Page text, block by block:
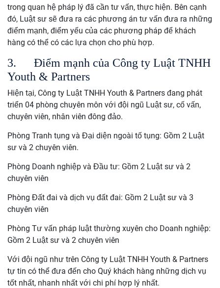
trong quan hệ pháp lý đã cần tư vấn, thực hiện. Bên cạnh
đó, Luật sư sẽ đưa ra các phương án tư vấn đưa ra những
điểm mạnh, điểm yếu của các phương pháp để khách
hàng có thể có các lựa chọn cho phù hợp.
3. Điểm mạnh của Công ty Luật TNHH
Youth & Partners
Hiện tại, Công ty Luật TNHH Youth & Partners đang phát
triển 04 phòng chuyên môn với đội ngũ Luật sư, cố vấn,
chuyên viên, nhân viên đông đảo.
Phòng Tranh tụng và Đại diện ngoài tố tụng: Gồm 2 Luật
sư và 2 chuyên viên.
Phòng Doanh nghiệp và Đầu tư: Gồm 2 Luật sư và 2
chuyên viên
Phòng Đất đai và dịch vụ đất đai: Gồm 2 Luật sư và 3
chuyên viên
Phòng Tư vấn pháp luật thường xuyên cho Doanh nghiệp:
Gồm 2 Luật sư và 2 chuyên viên
Với đội ngũ như trên Công ty Luật TNHH Youth & Partners
tự tin có thể đưa đến cho Quý khách hàng những dịch vụ
tốt nhất, nhanh nhất với chi phí hợp lý nhất.